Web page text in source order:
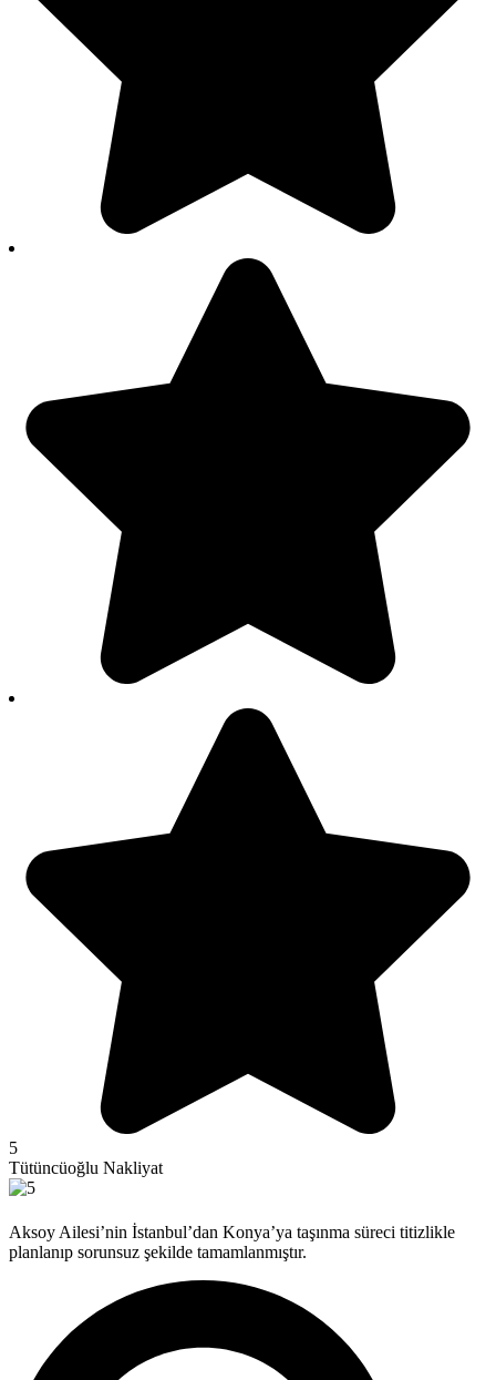
5
Tütüncüoğlu Nakliyat
Aksoy Ailesi’nin İstanbul’dan Konya’ya taşınma süreci titizlikle
planlanıp sorunsuz şekilde tamamlanmıştır.